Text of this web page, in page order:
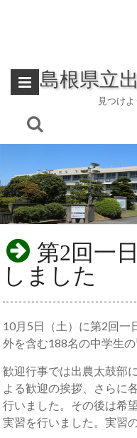
島根県立
見つけ
第2回一
しました
10月5日（土）に第2回一
外を含む188名の中学生
歓迎行事では出農太鼓部
よる歓迎の挨拶、さらに
行いました。その後は希
実習を行いました。実習